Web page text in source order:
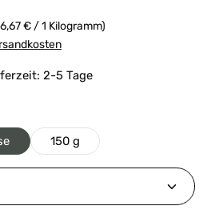
€ / 1 Kilogramm)
2-5 Tage
150 g
den gewünschten Wert ein